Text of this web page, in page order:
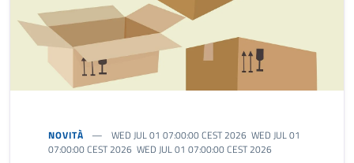
NOVITÀ
WED JUL 01 07:00:00 CEST 2026 WED JUL 01
07:00:00 CEST 2026 WED JUL 01 07:00:00 CEST 2026